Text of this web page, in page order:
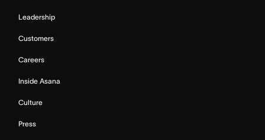
Leadership
Customers
Careers
Inside Asana
Culture
Press